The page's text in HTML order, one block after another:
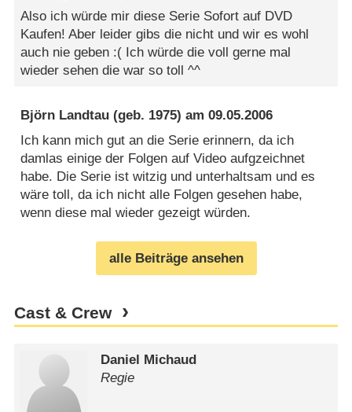
Also ich würde mir diese Serie Sofort auf DVD
Kaufen! Aber leider gibs die nicht und wir es wohl
auch nie geben :( Ich würde die voll gerne mal
wieder sehen die war so toll ^^
Björn Landtau (geb. 1975) am09.05.2006
Ich kann mich gut an die Serie erinnern, da ich
damlas einige der Folgen auf Video aufgzeichnet
habe. Die Serie ist witzig und unterhaltsam und es
wäre toll, da ich nicht alle Folgen gesehen habe,
wenn diese mal wieder gezeigt würden.
alle Beiträge ansehen
Cast & Crew
Daniel Michaud
Regie